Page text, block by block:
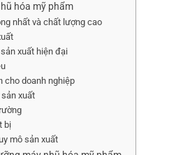
hóa mỹ phẩm
nhất và chất lượng cao
xuất hiện đại
cho doanh nghiệp
xuất
bị
mô sản xuất